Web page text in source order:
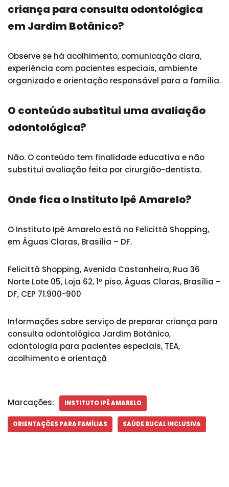
criança para consulta odontológica
em Jardim Botânico?
Observe se há acolhimento, comunicação clara,
experiência com pacientes especiais, ambiente
organizado e orientação responsável para a família.
O conteúdo substitui uma avaliação
odontológica?
Não. O conteúdo tem finalidade educativa e não
substitui avaliação feita por cirurgião-dentista.
Onde fica o Instituto Ipê Amarelo?
O Instituto Ipê Amarelo está no Felicittà Shopping,
em Águas Claras, Brasília – DF.
Felicittà Shopping, Avenida Castanheira, Rua 36
Norte Lote 05, Loja 62, 1º piso, Águas Claras, Brasília –
DF, CEP 71.900-900
Informações sobre serviço de preparar criança para
consulta odontológica Jardim Botânico,
odontologia para pacientes especiais, TEA,
acolhimento e orientaçã
Marcações: INSTITUTO IPÊ AMARELO
ORIENTAÇÕES PARA FAMÍLIAS SAÚDE BUCAL INCLUSIVA